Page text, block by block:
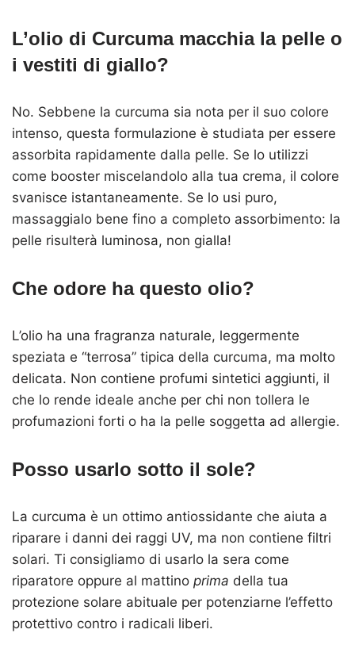
L’olio di Curcuma macchia la pelle o
i vestiti di giallo?
No. Sebbene la curcuma sia nota per il suo colore
intenso, questa formulazione è studiata per essere
assorbita rapidamente dalla pelle. Se lo utilizzi
come booster miscelandolo alla tua crema, il colore
svanisce istantaneamente. Se lo usi puro,
massaggialo bene fino a completo assorbimento: la
pelle risulterà luminosa, non gialla!
Che odore ha questo olio?
L’olio ha una fragranza naturale, leggermente
speziata e “terrosa” tipica della curcuma, ma molto
delicata. Non contiene profumi sintetici aggiunti, il
che lo rende ideale anche per chi non tollera le
profumazioni forti o ha la pelle soggetta ad allergie.
Posso usarlo sotto il sole?
La curcuma è un ottimo antiossidante che aiuta a
riparare i danni dei raggi UV, ma non contiene filtri
solari. Ti consigliamo di usarlo la sera come
riparatore oppure al mattino prima della tua
protezione solare abituale per potenziarne l’effetto
protettivo contro i radicali liberi.